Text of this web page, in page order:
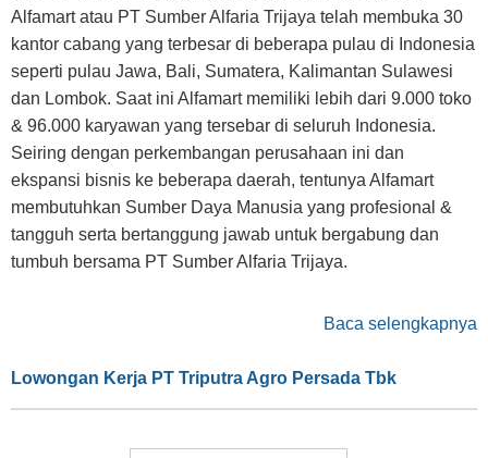
Alfamart atau PT Sumber Alfaria Trijaya telah membuka 30
kantor cabang yang terbesar di beberapa pulau di Indonesia
seperti pulau Jawa, Bali, Sumatera, Kalimantan Sulawesi
dan Lombok. Saat ini Alfamart memiliki lebih dari 9.000 toko
& 96.000 karyawan yang tersebar di seluruh Indonesia.
Seiring dengan perkembangan perusahaan ini dan
ekspansi bisnis ke beberapa daerah, tentunya Alfamart
membutuhkan Sumber Daya Manusia yang profesional &
tangguh serta bertanggung jawab untuk bergabung dan
tumbuh bersama PT Sumber Alfaria Trijaya.
Baca selengkapnya
Lowongan Kerja PT Triputra Agro Persada Tbk